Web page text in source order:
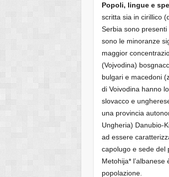
Popoli, lingue e
scritta sia in cirillico
Serbia sono
sono le minoranze
maggior
(Vojvodina)
bulgari e macedoni
di Voivodina hanno
slovacco e
una provincia
Ungheria) Danubio-
ad essere
capolugo e sede del
Metohija*
popolazione.